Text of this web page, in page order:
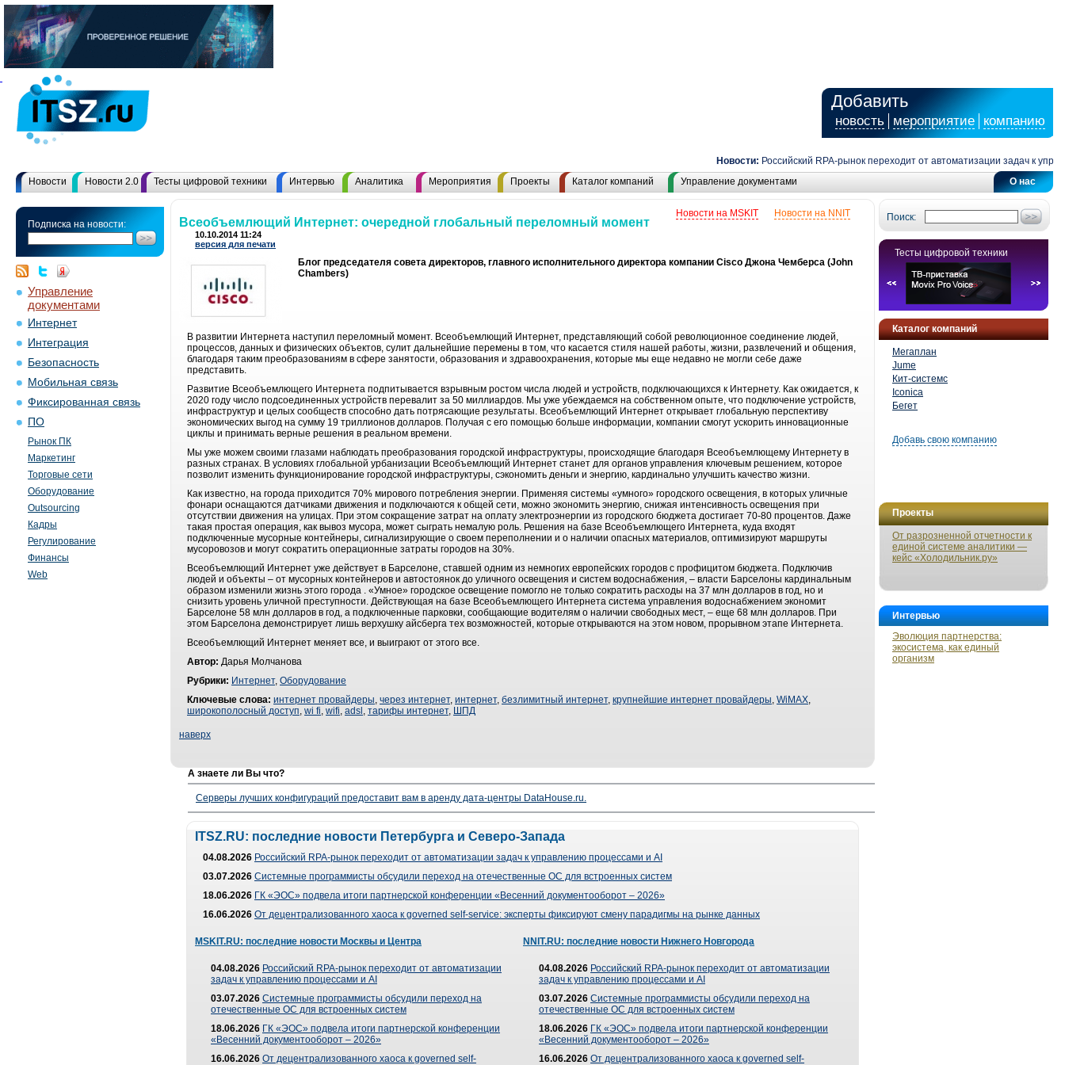
Добавить
новость мероприятие компанию
Новости: Российский RPA-рынок переходит от автоматизации задач к
О нас
Новости Новости 2.0 Тесты цифровой техники Интервью Аналитика Мероприятия Проекты Каталог компаний Управление документами
Подписка на новости:
Управление
документами
Интернет
Интеграция
Безопасность
Мобильная связь
Фиксированная связь
ПО
Рынок ПК
Маркетинг
Торговые сети
Оборудование
Outsourcing
Кадры
Регулирование
Финансы
Web
Поиск:
Тесты цифровой техники
Каталог компаний
Мегаплан
Jume
Кит-системс
Iconica
Бегет
Добавь свою компанию
Проекты
От разрозненной отчетности к
единой системе аналитики —
кейс «Холодильник.ру»
Интервью
Эволюция партнерства:
экосистема, как единый
организм
Новости на NNIT
Новости на MSKIT
Всеобъемлющий Интернет: очередной глобальный переломный момент
10.10.2014 11:24
версия для печати
Блог председателя совета директоров, главного исполнительного директора компании Cisco Джона Чемберса (John
Chambers)
В развитии Интернета наступил переломный момент. Всеобъемлющий Интернет, представляющий собой революционное соединение людей,
процессов, данных и физических объектов, сулит дальнейшие перемены в том, что касается стиля нашей работы, жизни, развлечений и общения,
благодаря таким преобразованиям в сфере занятости, образования и здравоохранения, которые мы еще недавно не могли себе даже
представить.
Развитие Всеобъемлющего Интернета подпитывается взрывным ростом числа людей и устройств, подключающихся к Интернету. Как ожидается, к
2020 году число подсоединенных устройств перевалит за 50 миллиардов. Мы уже убеждаемся на собственном опыте, что подключение устройств,
инфраструктур и целых сообществ способно дать потрясающие результаты. Всеобъемлющий Интернет открывает глобальную перспективу
экономических выгод на сумму 19 триллионов долларов. Получая с его помощью больше информации, компании смогут ускорить инновационные
циклы и принимать верные решения в реальном времени.
Мы уже можем своими глазами наблюдать преобразования городской инфраструктуры, происходящие благодаря Всеобъемлющему Интернету в
разных странах. В условиях глобальной урбанизации Всеобъемлющий Интернет станет для органов управления ключевым решением, которое
позволит изменить функционирование городской инфраструктуры, сэкономить деньги и энергию, кардинально улучшить качество жизни.
Как известно, на города приходится 70% мирового потребления энергии. Применяя системы «умного» городского освещения, в которых уличные
фонари оснащаются датчиками движения и подключаются к общей сети, можно экономить энергию, снижая интенсивность освещения при
отсутствии движения на улицах. При этом сокращение затрат на оплату электроэнергии из городского бюджета достигает 70-80 процентов. Даже
такая простая операция, как вывоз мусора, может сыграть немалую роль. Решения на базе Всеобъемлющего Интернета, куда входят
подключенные мусорные контейнеры, сигнализирующие о своем переполнении и о наличии опасных материалов, оптимизируют маршруты
мусоровозов и могут сократить операционные затраты городов на 30%.
Всеобъемлющий Интернет уже действует в Барселоне, ставшей одним из немногих европейских городов с профицитом бюджета. Подключив
людей и объекты – от мусорных контейнеров и автостоянок до уличного освещения и систем водоснабжения, – власти Барселоны кардинальным
образом изменили жизнь этого города . «Умное» городское освещение помогло не только сократить расходы на 37 млн долларов в год, но и
снизить уровень уличной преступности. Действующая на базе Всеобъемлющего Интернета система управления водоснабжением экономит
Барселоне 58 млн долларов в год, а подключенные парковки, сообщающие водителям о наличии свободных мест, – еще 68 млн долларов. При
этом Барселона демонстрирует лишь верхушку айсберга тех возможностей, которые открываются на этом новом, прорывном этапе Интернета.
Всеобъемлющий Интернет меняет все, и выиграют от этого все.
Автор: Дарья Молчанова
Рубрики: Интернет, Оборудование
Ключевые слова: интернет провайдеры, через интернет, интернет, безлимитный интернет, крупнейшие интернет провайдеры, WiMAX,
широкополосный доступ, wi fi, wifi, adsl , тарифы интернет, ШПД
наверх
А знаете ли Вы что?
Серверы лучших конфигураций предоставит вам в аренду дата-центры DataHouse.ru.
ITSZ.RU: последние новости Петербурга и Северо-Запада
04.08.2026 Российский RPA-рынок переходит от автоматизации задач к управлению процессами и AI
03.07.2026 Системные программисты обсудили переход на отечественные ОС для встроенных систем
18.06.2026 ГК «ЭОС» подвела итоги партнерской конференции «Весенний документооборот – 2026»
16.06.2026 От децентрализованного хаоса к governed self-service: эксперты фиксируют смену парадигмы на рынке данных
MSKIT.RU: последние новости Москвы и Центра
04.08.2026 Российский RPA-рынок переходит от автоматизации
задач к управлению процессами и AI
03.07.2026 Системные программисты обсудили переход на
отечественные ОС для встроенных систем
18.06.2026 ГК «ЭОС» подвела итоги партнерской конференции
«Весенний документооборот – 2026»
16.06.2026 От децентрализованного хаоса к governed self-
NNIT.RU: последние новости Нижнего Новгорода
04.08.2026 Российский RPA-рынок переходит от автоматизации
задач к управлению процессами и AI
03.07.2026 Системные программисты обсудили переход на
отечественные ОС для встроенных систем
18.06.2026 ГК «ЭОС» подвела итоги партнерской конференции
«Весенний документооборот – 2026»
16.06.2026 От децентрализованного хаоса к governed self-